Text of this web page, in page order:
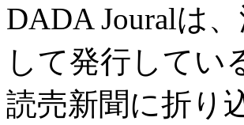
DADA Jouralは
して発行してい
読売新聞に折り